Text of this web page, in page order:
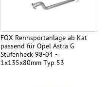
FOX Rennsportanlage ab Kat
passend für Opel Astra G
Stufenheck 98-04 -
1x135x80mm Typ 53